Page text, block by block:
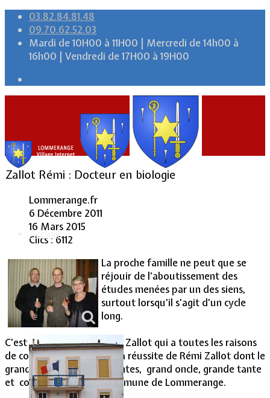
03.82.84.81.48
09.70.62.52.03
Mardi de 10H00 à 11H00 | Mercredi de 14h00 à
16h00 | Vendredi de 17H00 à 19H00
Accueil
Vie Municipale
Zallot Rémi : Docteur en biologie
Lommerange.fr
6 Décembre 2011
16 Mars 2015
Clics : 6112
La proche famille ne peut que se
réjouir de l’aboutissement des
études menées par un des siens,
surtout lorsqu’il s’agit d’un cycle
long.
C’est le cas dans la famille Zallot qui a toutes les raisons
de considérer avec fierté la réussite de Rémi Zallot dont le
grand-père, l’oncle, les tantes, grand oncle, grande tante
et cousins habitent la commune de Lommerange.